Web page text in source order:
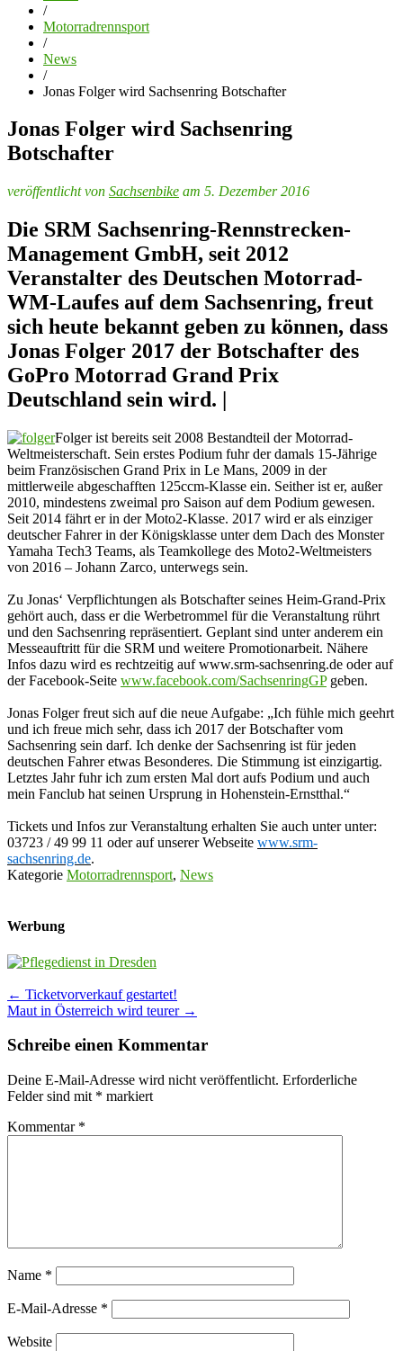
/
Motorradrennsport
/
News
/
Jonas Folger wird Sachsenring Botschafter
Jonas Folger wird Sachsenring
Botschafter
veröffentlicht von Sachsenbike am 5. Dezember 2016
Die SRM Sachsenring-Rennstrecken-
Management GmbH, seit 2012
Veranstalter des Deutschen Motorrad-
WM-Laufes auf dem Sachsenring, freut
sich heute bekannt geben zu können, dass
Jonas Folger 2017 der Botschafter des
GoPro Motorrad Grand Prix
Deutschland sein wird. |
Folger ist bereits seit 2008 Bestandteil der Motorrad-
Weltmeisterschaft. Sein erstes Podium fuhr der damals 15-Jährige
beim Französischen Grand Prix in Le Mans, 2009 in der
mittlerweile abgeschafften 125ccm-Klasse ein. Seither ist er, außer
2010, mindestens zweimal pro Saison auf dem Podium gewesen.
Seit 2014 fährt er in der Moto2-Klasse. 2017 wird er als einziger
deutscher Fahrer in der Königsklasse unter dem Dach des Monster
Yamaha Tech3 Teams, als Teamkollege des Moto2-Weltmeisters
von 2016 – Johann Zarco, unterwegs sein.
Zu Jonas‘ Verpflichtungen als Botschafter seines Heim-Grand-Prix
gehört auch, dass er die Werbetrommel für die Veranstaltung rührt
und den Sachsenring repräsentiert. Geplant sind unter anderem ein
Messeauftritt für die SRM und weitere Promotionarbeit. Nähere
Infos dazu wird es rechtzeitig auf www.srm-sachsenring.de oder auf
der Facebook-Seite www.facebook.com/SachsenringGPgeben.
Jonas Folger freut sich auf die neue Aufgabe: „Ich fühle mich geehrt
und ich freue mich sehr, dass ich 2017 der Botschafter vom
Sachsenring sein darf. Ich denke der Sachsenring ist für jeden
deutschen Fahrer etwas Besonderes. Die Stimmung ist einzigartig.
Letztes Jahr fuhr ich zum ersten Mal dort aufs Podium und auch
mein Fanclub hat seinen Ursprung in Hohenstein-Ernstthal.“
Tickets und Infos zur Veranstaltung erhalten Sie auch unter unter:
03723 / 49 99 11 oder auf unserer Webseite www.srm-
sachsenring.de.
Kategorie Motorradrennsport, News
Werbung
Post
navigation
← Ticketvorverkauf gestartet!
Maut in Österreich wird teurer →
Schreibe einen Kommentar
Deine E-Mail-Adresse wird nicht veröffentlicht. Erforderliche
Felder sind mit * markiert
Kommentar *
Name *
E-Mail-Adresse *
Website